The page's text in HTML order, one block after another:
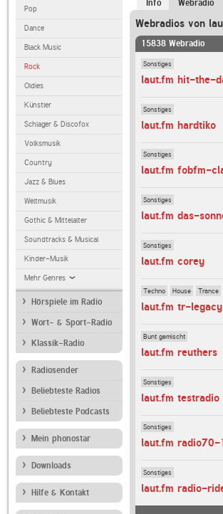
Pop
Dance
Black Music
Rock
Oldies
Künstler
Schlager & Discofox
Volksmusik
Country
Jazz & Blues
Weltmusik
Gothic & Mittelalter
Soundtracks & Musical
Kinder-Musik
Mehr Genres
Hörspiele im Radio
Wort- & Sport-Radio
Klassik-Radio
Radiosender
Beliebteste Radios
Beliebteste Podcasts
Mein phonostar
Downloads
Hilfe & Kontakt
Info Webradio
Webradios von
15838 Webradio
Sonstiges
laut.fm hit-the-
Sonstiges
laut.fm hardtiko
Sonstiges
laut.fm fobfm-
Sonstiges
laut.fm das-
Sonstiges
laut.fm corey
Techno House Trance
laut.fm tr-legacy
Bunt gemischt
laut.fm reuthers
Sonstiges
laut.fm testradio
Sonstiges
laut.fm radio70-1
Sonstiges
laut.fm radio-